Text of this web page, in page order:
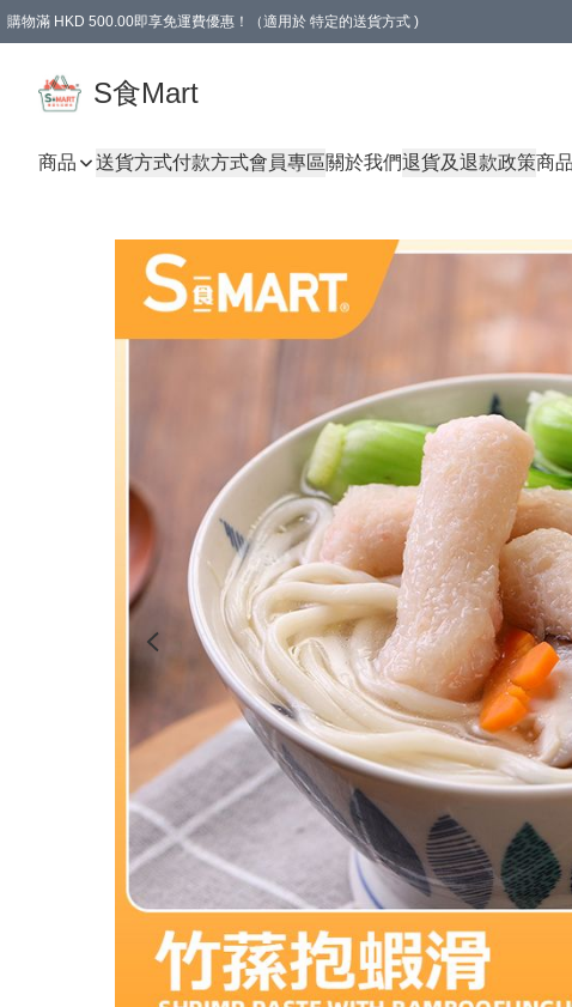
購物滿 HKD 500.00即享免運費優惠！（適用於 特定的送貨方式 )
S食Mart
商品 送貨方式付款方式會員專區關於我們退貨及退款政策商